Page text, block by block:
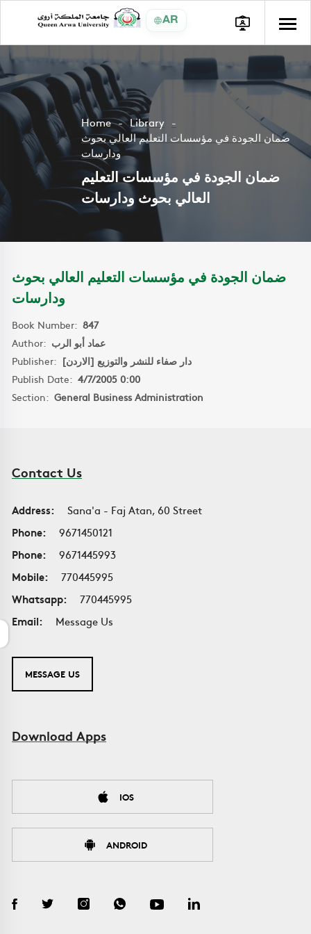
AR
Home
Library
ضمان الجودة في مؤسسات التعليم العالي بحوث
ودارسات
ضمان الجودة في مؤسسات التعليم
العالي بحوث ودارسات
ضمان الجودة في مؤسسات التعليم العالي بحوث
ودارسات
Book Number: 847
Author: عماد أبو الرب
Publisher: دار صفاء للنشر والتوزيع [الاردن]
Publish Date: 4/7/2005 0:00
Section: General Business Administration
Contact Us
Address:
Sana'a - Faj Atan, 60 Street
Phone:
9671450121
Phone:
9671445993
Mobile:
770445995
Whatsapp:
770445995
Email:
Message Us
MESSAGE US
Download Apps
IOS
ANDROID